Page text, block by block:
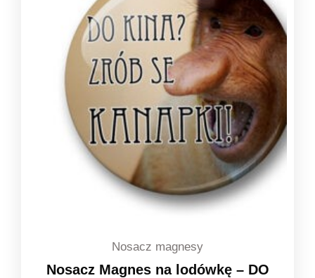
Nosacz magnesy
Nosacz Magnes na lodówkę – DO